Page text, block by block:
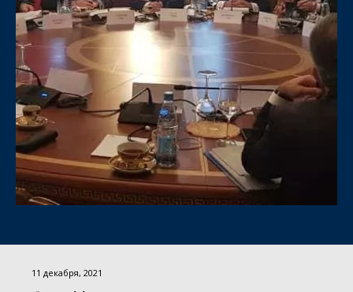
11 декабря, 2021